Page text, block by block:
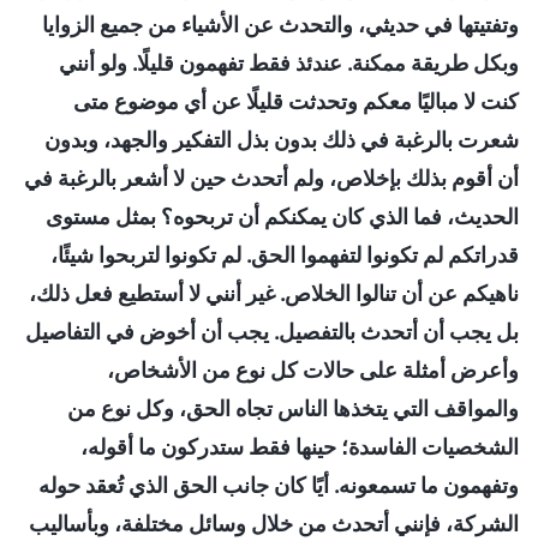
وتفتيتها في حديثي، والتحدث عن الأشياء من جميع الزوايا
وبكل طريقة ممكنة. عندئذ فقط تفهمون قليلًا. ولو أنني
كنت لا مباليًا معكم وتحدثت قليلًا عن أي موضوع متى
شعرت بالرغبة في ذلك بدون بذل التفكير والجهد، وبدون
أن أقوم بذلك بإخلاص، ولم أتحدث حين لا أشعر بالرغبة في
الحديث، فما الذي كان يمكنكم أن تربحوه؟ بمثل مستوى
قدراتكم لم تكونوا لتفهموا الحق. لم تكونوا لتربحوا شيئًا،
ناهيكم عن أن تنالوا الخلاص. غير أنني لا أستطيع فعل ذلك،
بل يجب أن أتحدث بالتفصيل. يجب أن أخوض في التفاصيل
وأعرض أمثلة على حالات كل نوع من الأشخاص،
والمواقف التي يتخذها الناس تجاه الحق، وكل نوع من
الشخصيات الفاسدة؛ حينها فقط ستدركون ما أقوله،
وتفهمون ما تسمعونه. أيًا كان جانب الحق الذي تُعقد حوله
الشركة، فإنني أتحدث من خلال وسائل مختلفة، وبأساليب